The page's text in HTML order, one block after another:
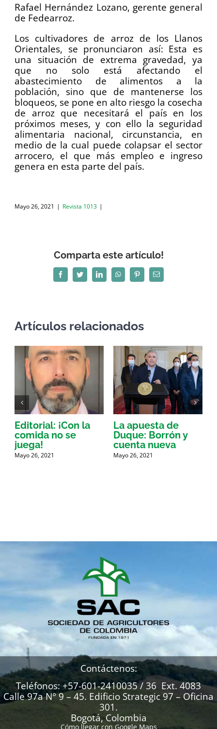
Rafael Hernández Lozano, gerente general
de Fedearroz.
Los cultivadores de arroz de los Llanos
Orientales, se pronunciaron así: Esta es
una situación de extrema gravedad, ya
que no solo está afectando el
abastecimiento de alimentos a la
población, sino que de mantenerse los
bloqueos, se pone en alto riesgo la cosecha
de arroz que necesitará el país en los
próximos meses, y con ello la seguridad
alimentaria nacional, circunstancia, en
medio de la cual puede colapsar el sector
arrocero, el que más empleo e ingreso
genera en esta parte del país.
Mayo 26, 2021 | Revista 1013 |
Comparta este artículo!
FacebookTwitterLinkedInWhatsAppPinterestCorreo
electrónico
Artículos relacionados
Editorial: ¡Con la
comida no se
juega!
Mayo 26, 2021
La apuesta de
Duque: Borrón y
cuenta nueva
Mayo 26, 2021
Contáctenos:
Teléfonos: +57-601-2410035 / 36 Ext. 4083
Calle 97a N° 9 – 45. Edificio Strategic 97 – Oficina
301.
Bogotá, Colombia
Cómo llegar con Google Maps